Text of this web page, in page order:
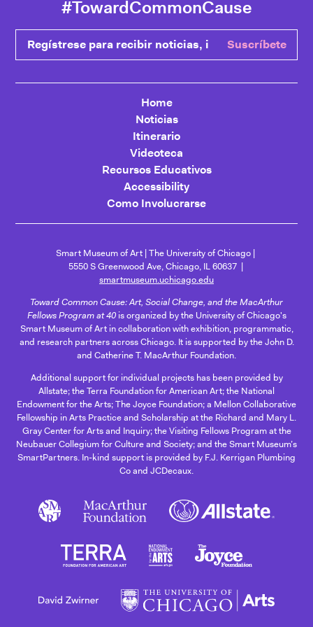
#TowardCommonCause
Regístrese para recibir noticias, ingrese su correo
Suscríbete
Home
Noticias
Itinerario
Videoteca
Recursos Educativos
Accessibility
Como Involucrarse
Smart Museum of Art The University of Chicago
5550 S Greenwood Ave, Chicago, IL 60637
smartmuseum.uchicago.edu
Toward Common Cause: Art, Social Change, and the MacArthur
Fellows Program at 40is organized by the University of Chicago's
Smart Museum of Art in collaboration with exhibition, programmatic,
and research partners across Chicago. It is supported by the John D.
and Catherine T. MacArthur Foundation.
Additional support for individual projects has been provided by
Allstate; the Terra Foundation for American Art; the National
Endowment for the Arts; The Joyce Foundation; a Mellon Collaborative
Fellowship in Arts Practice and Scholarship at the Richard and Mary L.
Gray Center for Arts and Inquiry; the Visiting Fellows Program at the
Neubauer Collegium for Culture and Society; and the Smart Museum’s
SmartPartners. In-kind support is provided by F.J. Kerrigan Plumbing
Co and JCDecaux.